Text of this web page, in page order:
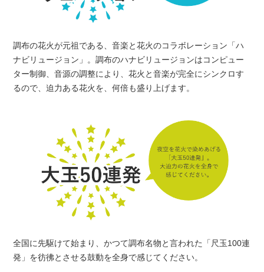
調布の花火が元祖である、音楽と花火のコラボレーション「ハ
ナビリュージョン」。調布のハナビリュージョンはコンピュー
ター制御、音源の調整により、花火と音楽が完全にシンクロす
るので、迫力ある花火を、何倍も盛り上げます。
全国に先駆けて始まり、かつて調布名物と言われた「尺玉100連
発」を彷彿とさせる鼓動を全身で感じてください。